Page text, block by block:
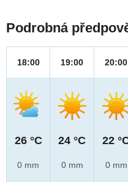
Podrobná
18:00
26 °C
0 mm
19:00
24 °C
0 mm
20:00
22
0 mm